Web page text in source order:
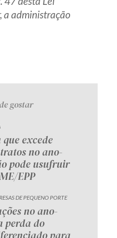
Zênite
Company
por RSS
Setembro, 4698
PR CEP80240-000
2109-8666
a administração
gostar
que excede
no ano-
pode usufruir
EPP
DE PEQUENO PORTE
no ano-
perda do